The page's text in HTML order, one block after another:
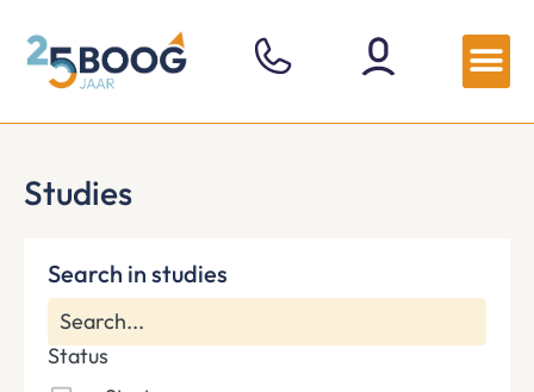
Studies
Search in studies
Status